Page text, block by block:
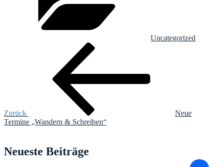
Uncategorized
Beitragsnavigation
Zurück
Neue
Termine „Wandern & Schreiben“
Neueste Beiträge